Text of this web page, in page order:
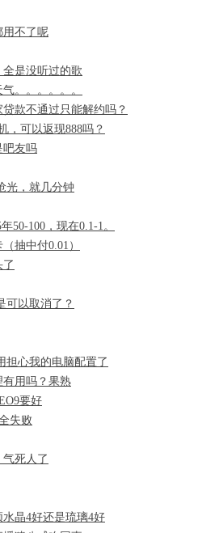
用不了呢
是没听过的歌
。。。。。。
款不通过只能解约吗？
，可以返现888吗？
吧友吗
光，就几分钟
50-100，现在0.1-1。
抽中付0.01）
了
可以取消了？
担心我的电脑配置了
用吗？果熟
要好
失败
死人了
晶4好还是琉璃4好